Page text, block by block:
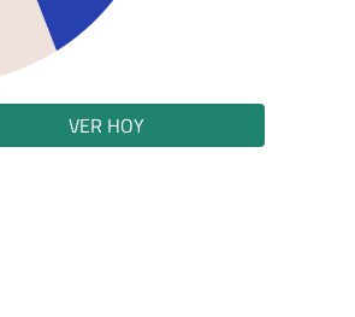
VER HOY